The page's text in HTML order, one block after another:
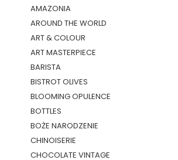
AMAZONIA
AROUND THE WORLD
ART & COLOUR
ART MASTERPIECE
BARISTA
BISTROT OLIVES
BLOOMING OPULENCE
BOTTLES
BOŻE NARODZENIE
CHINOISERIE
CHOCOLATE VINTAGE